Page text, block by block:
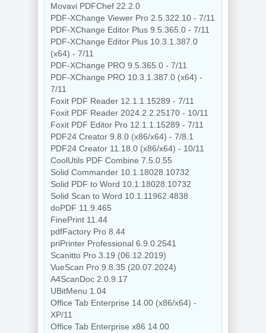
Movavi PDFChef 22.2.0
PDF-XChange Viewer Pro 2.5.322.10 - 7/11
PDF-XChange Editor Plus 9.5.365.0 - 7/11
PDF-XChange Editor Plus 10.3.1.387.0
(x64) - 7/11
PDF-XChange PRO 9.5.365.0 - 7/11
PDF-XChange PRO 10.3.1.387.0 (x64) -
7/11
Foxit PDF Reader 12.1.1.15289 - 7/11
Foxit PDF Reader 2024.2.2.25170 - 10/11
Foxit PDF Editor Pro 12.1.1.15289 - 7/11
PDF24 Creator 9.8.0 (x86/x64) - 7/8.1
PDF24 Creator 11.18.0 (x86/x64) - 10/11
CoolUtils PDF Combine 7.5.0.55
Solid Commander 10.1.18028.10732
Solid PDF to Word 10.1.18028.10732
Solid Scan to Word 10.1.11962.4838
doPDF 11.9.465
FinePrint 11.44
pdfFactory Pro 8.44
priPrinter Professional 6.9.0.2541
Scanitto Pro 3.19 (06.12.2019)
VueScan Pro 9.8.35 (20.07.2024)
A4ScanDoc 2.0.9.17
UBitMenu 1.04
Office Tab Enterprise 14.00 (x86/x64) -
XP/11
Office Tab Enterprise x86 14.00